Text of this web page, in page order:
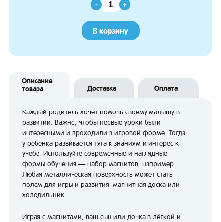
- +
В корзину
Описание
товара
Доставка Оплата
Каждый родитель хочет помочь своему малышу в
развитии. Важно, чтобы первые уроки были
интересными и проходили в игровой форме. Тогда
у ребёнка развивается тяга к знаниям и интерес к
учебе. Используйте современные и наглядные
формы обучения — набор магнитов, например.
Любая металлическая поверхность может стать
полем для игры и развития: магнитная доска или
холодильник.
Играя с магнитами, ваш сын или дочка в лёгкой и